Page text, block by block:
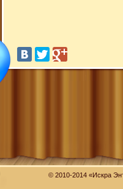
© 2010-2014 «Искра